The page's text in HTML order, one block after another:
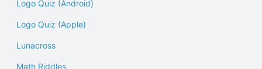
Logo Quiz (Android)
Logo Quiz (Apple)
Lunacross
Math Riddles